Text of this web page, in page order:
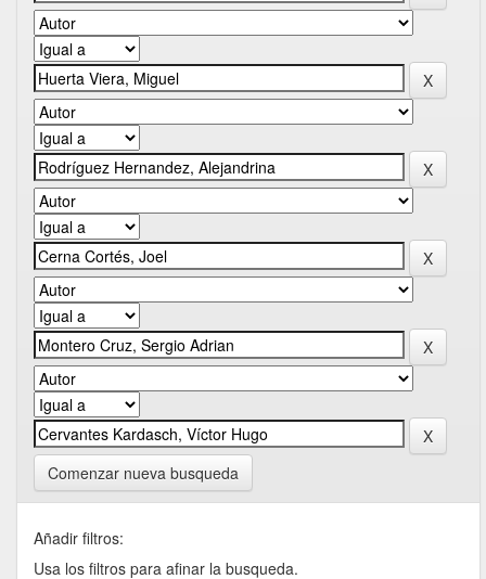
Comenzar nueva busqueda
Añadir filtros:
Usa los filtros para afinar la busqueda.